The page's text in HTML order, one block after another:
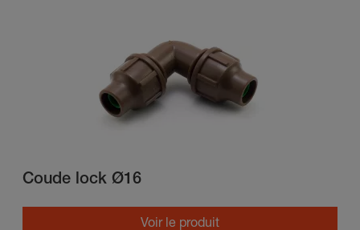
Coude lock Ø16
Voir le produit